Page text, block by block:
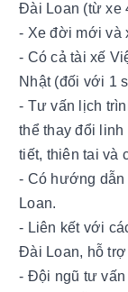
Đài Loan (từ xe
- Xe đời mới và
- Có cả tài xế
Nhật (đối với 1
- Tư vấn lịch
thể thay đổi
tiết, thiên tai và
- Có hướng dẫn
Loan.
- Liên kết với
Đài Loan, hỗ
- Đội ngũ tư vấn